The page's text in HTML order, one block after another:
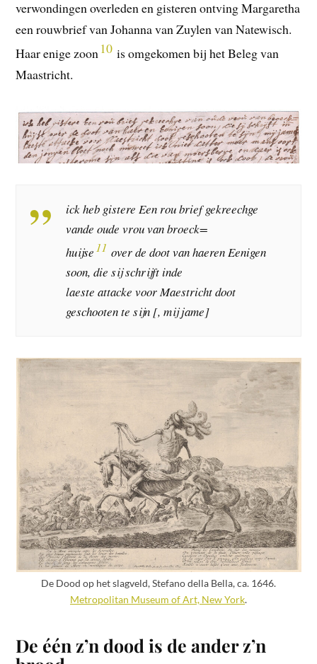
verwondingen overleden en gisteren ontving Margaretha
een rouwbrief van Johanna van Zuylen van Natewisch.
Haar enige zoon10 is omgekomen bij het Beleg van
Maastricht.
ick heb gistere Een rou brief gekreechge
vande oude vrou van broeck=
huijse11 over de doot van haeren Eenigen
soon, die sij schrijft inde
laeste attacke voor Maestricht doot
geschooten te sijn [, mij jame]
De Dood op het slagveld, Stefano della Bella, ca. 1646.
Metropolitan Museum of Art, New York.
De één z’n dood is de ander z’n